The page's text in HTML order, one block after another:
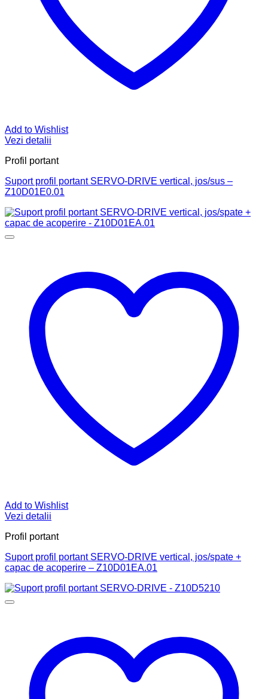
Add to Wishlist
Vezi detalii
Profil portant
Suport profil portant SERVO-DRIVE vertical, jos/sus –
Z10D01E0.01
Add to Wishlist
Vezi detalii
Profil portant
Suport profil portant SERVO-DRIVE vertical, jos/spate +
capac de acoperire – Z10D01EA.01